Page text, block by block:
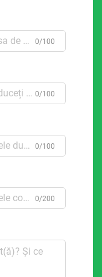
0/100
0/100
0/100
0/200